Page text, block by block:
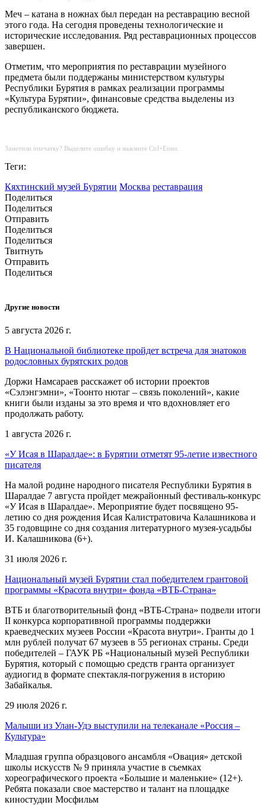
Меч – катана в ножнах был передан на реставрацию весной
этого года. На сегодня проведены технологические и
исторические исследования. Ряд реставрационных процессов
завершен.
Отметим, что мероприятия по реставрации музейного
предмета были поддержаны министерством культуры
Республики Бурятия в рамках реализации программы
«Культура Бурятии», финансовые средства выделены из
республиканского бюджета.
Заметили опечатку? Выделите ошибку и нажмите Ctrl+Enter.
Теги:
Кяхтинский музей Бурятии Москва реставрация
Поделиться
Поделиться
Отправить
Поделиться
Поделиться
Твитнуть
Отправить
Поделиться
Другие новости
5 августа 2026 г.
В Национальной библиотеке пройдет встреча для знатоков
родословных бурятских родов
Доржи Намсараев расскажет об истории проектов
«Сэлэнгэмни», «Тоонто нютаг – связь поколений», какие
книги были изданы за это время и что вдохновляет его
продолжать работу.
1 августа 2026 г.
«У Исая в Шаралдае»: в Бурятии отметят 95-летие известного
писателя
На малой родине народного писателя Республики Бурятия в
Шаралдае 7 августа пройдет межрайонный фестиваль-конкурс
«У Исая в Шаралдае». Мероприятие будет посвящено 95-
летию со дня рождения Исая Калистратовича Калашникова и
35 годовщине со дня создания литературного музея-усадьбы
И. Калашникова (6+).
31 июля 2026 г.
Национальный музей Бурятии стал победителем грантовой
программы «Красота внутри» фонда «ВТБ-Страна»
ВТБ и благотворительный фонд «ВТБ-Страна» подвели итоги
II конкурса корпоративной программы поддержки
краеведческих музеев России «Красота внутри». Гранты до 1
млн рублей получат 67 музеев в 55 регионах страны. Среди
победителей – ГАУК РБ «Национальный музей Республики
Бурятия, который с помощью средств гранта организует
аудиогид в формате спектакля-погружения в историю
Забайкалья.
29 июля 2026 г.
Малыши из Улан-Удэ выступили на телеканале «Россия –
Культура»
Младшая группа образцового ансамбля «Овация» детской
школы искусств № 9 приняла участие в съемках
хореографического проекта «Большие и маленькие» (12+).
Ребята показали свое мастерство и талант на площадке
киностудии Мосфильм